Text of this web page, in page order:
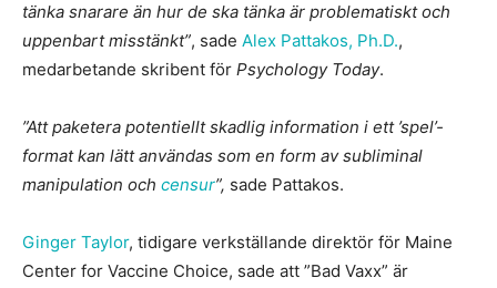
tänka snarare än hur de ska tänka är problematiskt och
uppenbart misstänkt”, sade Alex Pattakos, Ph.D.,
medarbetande skribent för Psychology Today.
”Att paketera potentiellt skadlig information i ett ’spel’-
format kan lätt användas som en form av subliminal
manipulation och censur”, sade Pattakos.
Ginger Taylor, tidigare verkställande direktör för Maine
Center for Vaccine Choice, sade att ”Bad Vaxx” är